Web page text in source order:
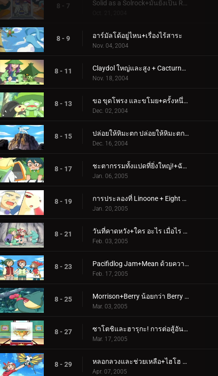
8 - 7
Oct. 21, 2004
8 - 9 อาร์มัลโด้อยู่ไหน+เรื่องไร้สาระ
Nov. 04, 2004
8 - 11 Claydol ใหญ่และสูง + Cacturne สำหรับสิ่งที่เลวร้ายกว่า
Nov. 18, 2004
8 - 13 ขอ ขุดโพรง และขโมย+ครั้งหนึ่งในมาไวล์
Dec. 02, 2004
8 - 15 ปล่อยให้หิมะตก ปล่อยให้หิมะตก ปล่อยให้มันพ่นจมูก!+ภัยพิบัติร้ายแรง!
Dec. 16, 2004
8 - 17 ชะตากรรมทั้งแปดที่ยิ่งใหญ่!+ฉันได้ยินเสียง Ralts หรือไม่?
Jan. 06, 2005
8 - 19 การประลองที่ Linoone + Eight ยังไม่เพียงพอ
Jan. 20, 2005
8 - 21 วันที่คาดหวัง+ใคร อะไร เมื่อไร ที่ไหน Wynaut?
Feb. 03, 2005
8 - 23 Pacifidlog Jam+Mean ด้วยความอิจฉา
Feb. 17, 2005
8 - 25 Morrison+Berry น้อยกว่า Berry น่าสนใจ
Mar. 03, 2005
8 - 27 ซาโตชิและฮารุกะ! การต่อสู้อันดุเดือดในโฮเอ็น!!+กระโดดโลดเต้นถ้วยริบบิ้น!
Mar. 17, 2005
8 - 29 หลอกลวงและช่วยเหลือ+ไฮโฮ ซิลเวอร์วินด์!
Apr. 07, 2005